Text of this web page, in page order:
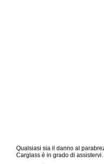
Qualsiasi sia il danno al
Carglass è in grado di assistervi.